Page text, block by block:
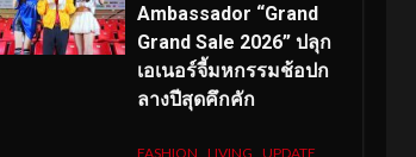
Ambassador “Grand
Grand Sale 2026” ปลุก
เอเนอร์จี้มหกรรมช้อปก
ลางปีสุดคึกคัก
FASHION LIVING UPDATE